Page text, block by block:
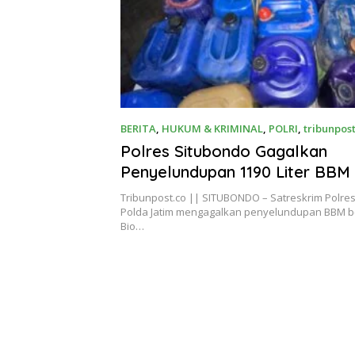
BERITA, HUKUM & KRIMINAL, POLRI,
Polres Situbondo Gagalkan
Penyelundupan 1190 Liter
Subsidi
Tribunpost.co || SITUBONDO – Satreskrim
Polda Jatim mengagalkan penyelundupan BBM
Bio…